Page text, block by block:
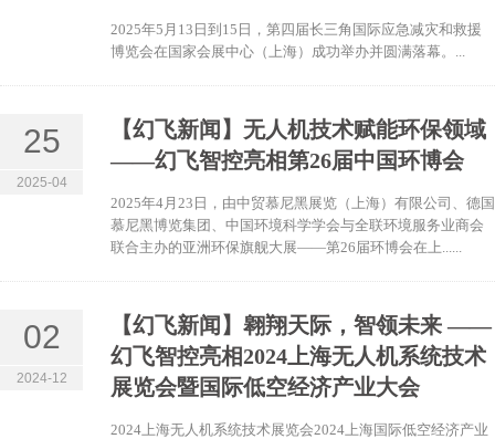
2025年5月13日到15日，第四届长三角国际应急减灾和救援
博览会在国家会展中心（上海）成功举办并圆满落幕。...
25
2025-04
【幻飞新闻】无人机技术赋能环保领域
——幻飞智控亮相第26届中国环博会
2025年4月23日，由中贸慕尼黑展览（上海）有限公司、德国
慕尼黑博览集团、中国环境科学学会与全联环境服务业商会
联合主办的亚洲环保旗舰大展——第26届环博会在上......
02
2024-12
【幻飞新闻】翱翔天际，智领未来 ——
幻飞智控亮相2024上海无人机系统技术
展览会暨国际低空经济产业大会
2024上海无人机系统技术展览会2024上海国际低空经济产业